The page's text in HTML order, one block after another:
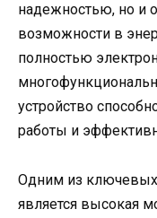
надежностью, но и
возможности в
полностью
устройство
работы и
Одним из ключевых
является высокая